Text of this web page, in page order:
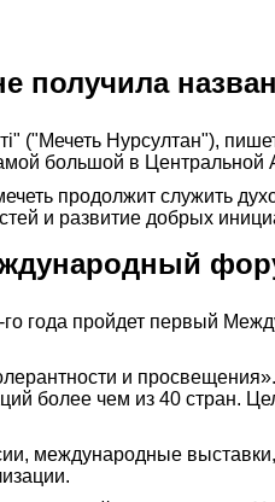
получила
("Мечеть Нурсултан"),
большой в Центральной
продолжит служить
и развитие добрых
года пройдет первый
и
более чем из 40
международные